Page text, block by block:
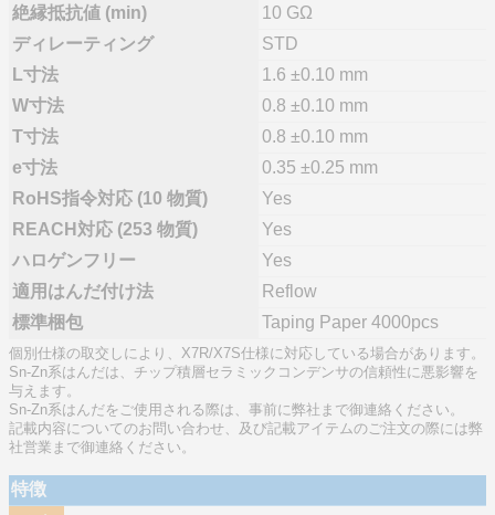
絶縁抵抗値 (min)
10 GΩ
ディレーティング
STD
L寸法
1.6 ±0.10 mm
W寸法
0.8 ±0.10 mm
T寸法
0.8 ±0.10 mm
e寸法
0.35 ±0.25 mm
RoHS指令対応 (10 物質)
Yes
REACH対応 (253 物質)
Yes
ハロゲンフリー
Yes
適用はんだ付け法
Reflow
標準梱包
Taping Paper 4000pcs
個別仕様の取交しにより、X7R/X7S仕様に対応している場合があります。
Sn-Zn系はんだは、チップ積層セラミックコンデンサの信頼性に悪影響を
与えます。
Sn-Zn系はんだをご使用される際は、事前に弊社まで御連絡ください。
記載内容についてのお問い合わせ、及び記載アイテムのご注文の際には弊
社営業まで御連絡ください。
特徴